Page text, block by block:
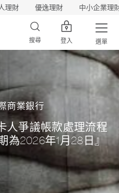
理財 優逸理財 中小企業理
搜尋 登入 選單
商業銀行
人爭議帳款處理流程
為2026年1月28日』